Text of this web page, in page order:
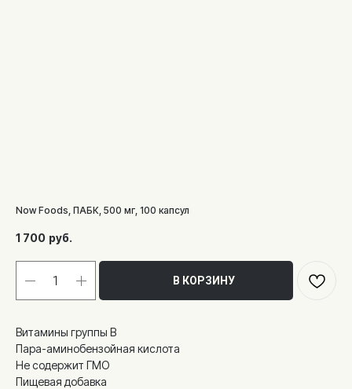
Now Foods, ПАБК, 500 мг, 100 капсул
1 700 руб.
В КОРЗИНУ
Витамины группы B
Пара-аминобензойная кислота
Не содержит ГМО
Пищевая добавка